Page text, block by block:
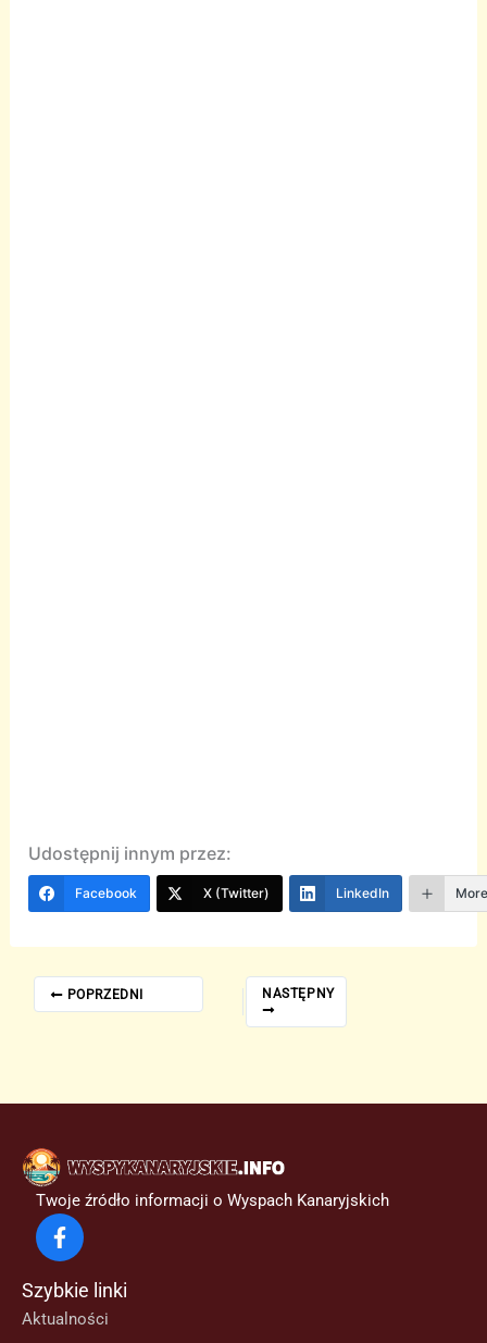
Udostępnij innym przez:
Facebook X (Twitter) LinkedIn
POPRZEDNI NASTĘPNY
Twoje źródło informacji o Wyspach Kanaryjskich
Szybkie linki
Aktualności